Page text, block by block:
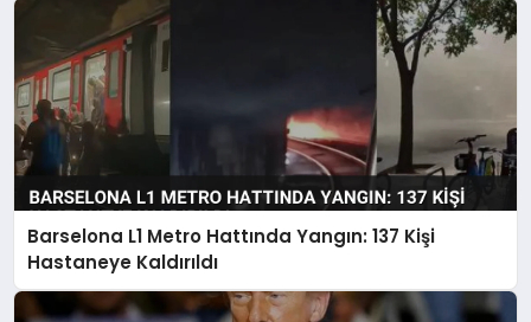
Barselona L1 Metro Hattında Yangın: 137 Kişi
Hastaneye Kaldırıldı